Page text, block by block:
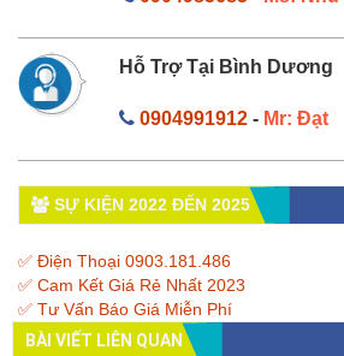
Hỗ Trợ Tại Bình Dương
0904991912- Mr: Đạt
SỰ KIỆN 2022 ĐẾN 2025
✅ Điện Thoại 0903.181.486
✅ Cam Kết Giá Rẻ Nhất 2023
✅ Tư Vấn Báo Giá Miễn Phí
BÀI VIẾT LIÊN QUAN